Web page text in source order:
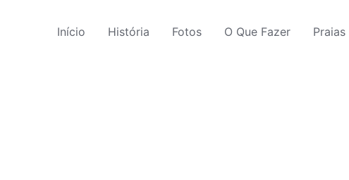
Início História Fotos O Que Fazer Praias